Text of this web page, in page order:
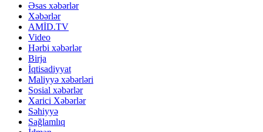
Əsas xəbərlər
Xəbərlər
AMİD.TV
Video
Hərbi xəbərlər
Birja
İqtisadiyyat
Maliyyə xəbərləri
Sosial xəbərlər
Xarici Xəbərlər
Səhiyyə
Sağlamlıq